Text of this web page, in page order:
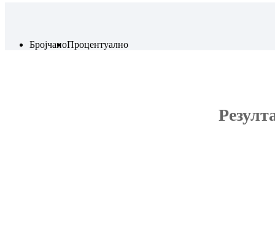
БројчаноПроцентуално